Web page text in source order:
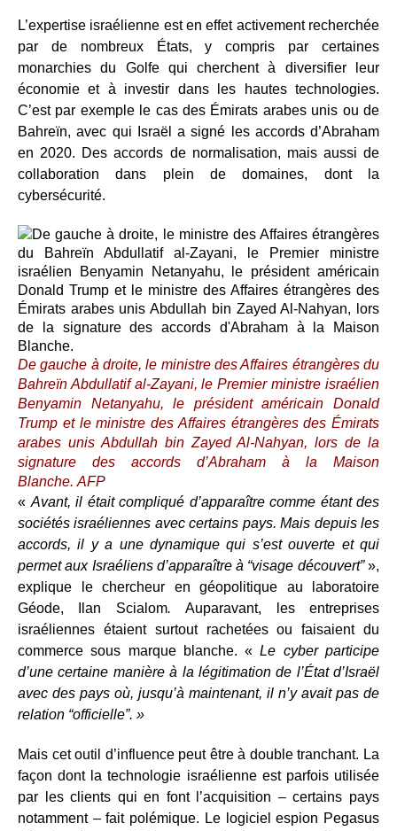
L’expertise israélienne est en effet activement recherchée
par de nombreux États, y compris par certaines
monarchies du Golfe qui cherchent à diversifier leur
économie et à investir dans les hautes technologies.
C’est par exemple le cas des Émirats arabes unis ou de
Bahreïn, avec qui Israël a signé les accords d’Abraham
en 2020. Des accords de normalisation, mais aussi de
collaboration dans plein de domaines, dont la
cybersécurité.
De gauche à droite, le ministre des Affaires étrangères du
Bahreïn Abdullatif al-Zayani, le Premier ministre israélien
Benyamin Netanyahu, le président américain Donald
Trump et le ministre des Affaires étrangères des Émirats
arabes unis Abdullah bin Zayed Al-Nahyan, lors de la
signature des accords d’Abraham à la Maison
Blanche. AFP
« Avant, il était compliqué d’apparaître comme étant des
sociétés israéliennes avec certains pays. Mais depuis les
accords, il y a une dynamique qui s’est ouverte et qui
permet aux Israéliens d’apparaître à “visage découvert”»,
explique le chercheur en géopolitique au laboratoire
Géode, Ilan Scialom. Auparavant, les entreprises
israéliennes étaient surtout rachetées ou faisaient du
commerce sous marque blanche. «Le cyber participe
d’une certaine manière à la légitimation de l’État d’Israël
avec des pays où, jusqu’à maintenant, il n’y avait pas de
relation “officielle”. »
Mais cet outil d’influence peut être à double tranchant. La
façon dont la technologie israélienne est parfois utilisée
par les clients qui en font l’acquisition – certains pays
notamment – fait polémique. Le logiciel espion Pegasus